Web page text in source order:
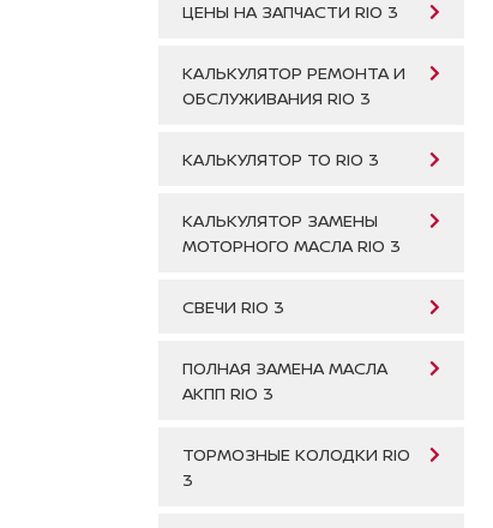
ЦЕНЫ НА ЗАПЧАСТИ RIO 3
КАЛЬКУЛЯТОР РЕМОНТА И
ОБСЛУЖИВАНИЯ RIO 3
КАЛЬКУЛЯТОР ТО RIO 3
КАЛЬКУЛЯТОР ЗАМЕНЫ
МОТОРНОГО МАСЛА RIO 3
СВЕЧИ RIO 3
ПОЛНАЯ ЗАМЕНА МАСЛА
АКПП RIO 3
ТОРМОЗНЫЕ КОЛОДКИ RIO
3